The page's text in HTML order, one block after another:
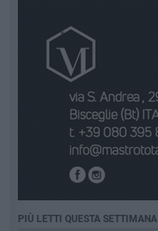
PIÙ LETTI QUESTA SETTIMANA